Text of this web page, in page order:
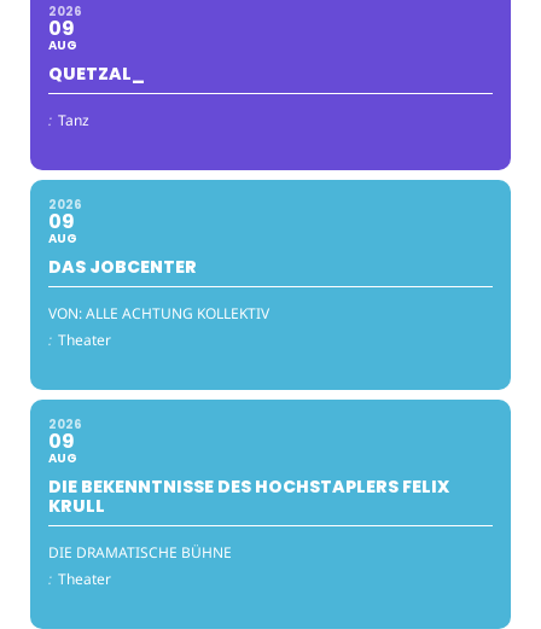
2026
09
AUG
QUETZAL_
: Tanz
2026
09
AUG
DAS JOBCENTER
VON: ALLE ACHTUNG KOLLEKTIV
: Theater
2026
09
AUG
DIE BEKENNTNISSE DES HOCHSTAPLERS FELIX
KRULL
DIE DRAMATISCHE BÜHNE
: Theater